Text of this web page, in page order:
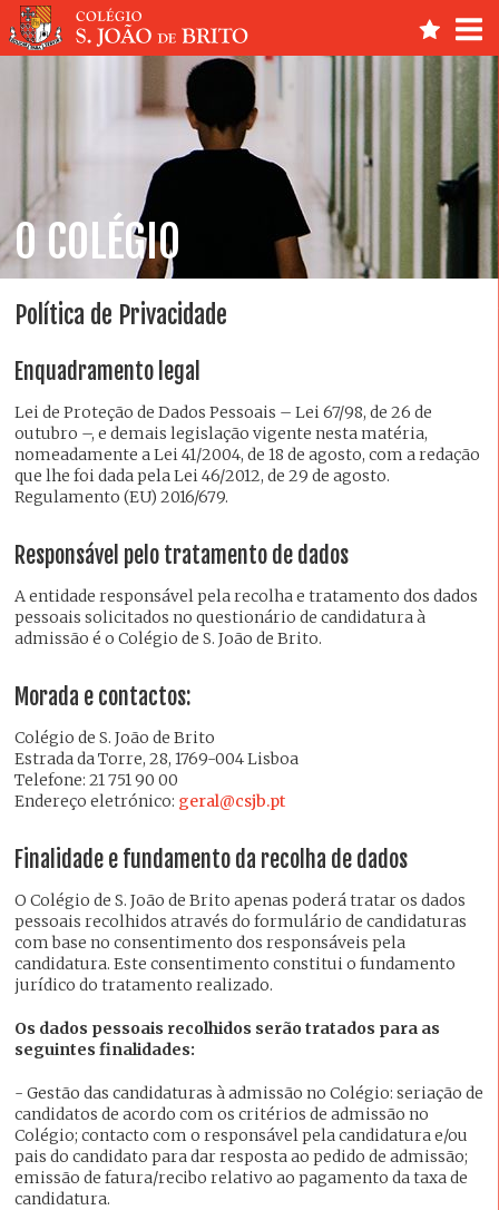
O COLÉGIO
Política de Privacidade
Enquadramento legal
Lei de Proteção de Dados Pessoais – Lei 67/98, de 26 de
outubro –, e demais legislação vigente nesta matéria,
nomeadamente a Lei 41/2004, de 18 de agosto, com a redação
que lhe foi dada pela Lei 46/2012, de 29 de agosto.
Regulamento (EU) 2016/679.
Responsável pelo tratamento de dados
A entidade responsável pela recolha e tratamento dos dados
pessoais solicitados no questionário de candidatura à
admissão é o Colégio de S. João de Brito.
Morada e contactos:
Colégio de S. João de Brito
Estrada da Torre, 28, 1769-004 Lisboa
Telefone: 21 751 90 00
Endereço eletrónico: geral@csjb.pt
Finalidade e fundamento da recolha de dados
O Colégio de S. João de Brito apenas poderá tratar os dados
pessoais recolhidos através do formulário de candidaturas
com base no consentimento dos responsáveis pela
candidatura. Este consentimento constitui o fundamento
jurídico do tratamento realizado.
Os dados pessoais recolhidos serão tratados para as
seguintes finalidades:
- Gestão das candidaturas à admissão no Colégio: seriação de
candidatos de acordo com os critérios de admissão no
Colégio; contacto com o responsável pela candidatura e/ou
pais do candidato para dar resposta ao pedido de admissão;
emissão de fatura/recibo relativo ao pagamento da taxa de
candidatura.